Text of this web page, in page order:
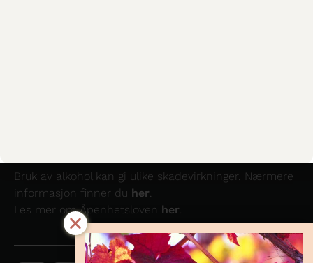
Bruk av alkohol kan gi ulike skadevirkninger. Nærmere
informasjon finner du her.
Les mer om Åpenhetsloven her.